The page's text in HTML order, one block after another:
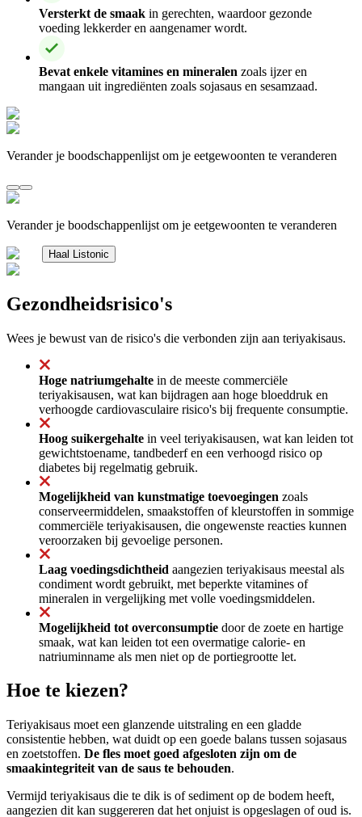
Versterkt de smaak in gerechten, waardoor gezonde
voeding lekkerder en aangenamer wordt.
Bevat enkele vitamines en mineralen zoals ijzer en
mangaan uit ingrediënten zoals sojasaus en sesamzaad.
Verander je boodschappenlijst om je eetgewoonten te veranderen
Verander je boodschappenlijst om je eetgewoonten te veranderen
Haal Listonic
Gezondheidsrisico's
Wees je bewust van de risico's die verbonden zijn aan teriyakisaus.
Hoge natriumgehalte in de meeste commerciële
teriyakisausen, wat kan bijdragen aan hoge bloeddruk en
verhoogde cardiovasculaire risico's bij frequente consumptie.
Hoog suikergehalte in veel teriyakisausen, wat kan leiden tot
gewichtstoename, tandbederf en een verhoogd risico op
diabetes bij regelmatig gebruik.
Mogelijkheid van kunstmatige toevoegingen zoals
conserveermiddelen, smaakstoffen of kleurstoffen in sommige
commerciële teriyakisausen, die ongewenste reacties kunnen
veroorzaken bij gevoelige personen.
Laag voedingsdichtheid aangezien teriyakisaus meestal als
condiment wordt gebruikt, met beperkte vitamines of
mineralen in vergelijking met volle voedingsmiddelen.
Mogelijkheid tot overconsumptie door de zoete en hartige
smaak, wat kan leiden tot een overmatige calorie- en
natriuminname als men niet op de portiegrootte let.
Hoe te kiezen?
Teriyakisaus moet een glanzende uitstraling en een gladde
consistentie hebben, wat duidt op een goede balans tussen sojasaus
en zoetstoffen. De fles moet goed afgesloten zijn om de
smaakintegriteit van de saus te behouden.
Vermijd teriyakisaus die te dik is of sediment op de bodem heeft,
aangezien dit kan suggereren dat het onjuist is opgeslagen of oud is.